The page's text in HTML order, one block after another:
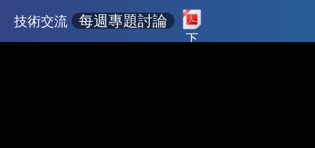
技術交流 每週專題討論
下